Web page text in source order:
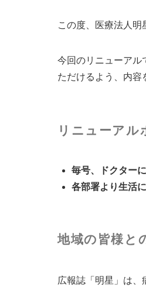
この度、医療法人明
今回のリニューアル
ただけるよう、内容
リニューアル
毎号、ドクター
各部署より生活
地域の皆様と
広報誌「明星」は、